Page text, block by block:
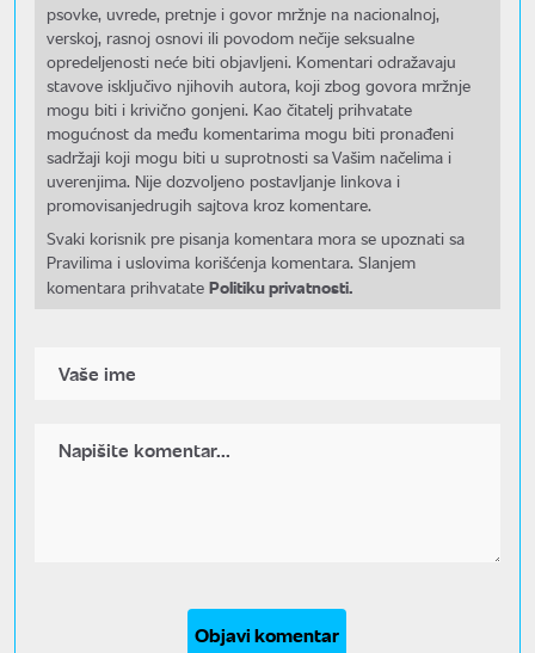
psovke, uvrede, pretnje i govor mržnje na nacionalnoj,
verskoj, rasnoj osnovi ili povodom nečije seksualne
opredeljenosti neće biti objavljeni. Komentari odražavaju
stavove isključivo njihovih autora, koji zbog govora mržnje
mogu biti i krivično gonjeni. Kao čitatelj prihvatate
mogućnost da među komentarima mogu biti pronađeni
sadržaji koji mogu biti u suprotnosti sa Vašim načelima i
uverenjima. Nije dozvoljeno postavljanje linkova i
promovisanjedrugih sajtova kroz komentare.
Svaki korisnik pre pisanja komentara mora se upoznati sa
Pravilima i uslovima korišćenja komentara. Slanjem
komentara prihvatate Politiku privatnosti.
Objavi komentar